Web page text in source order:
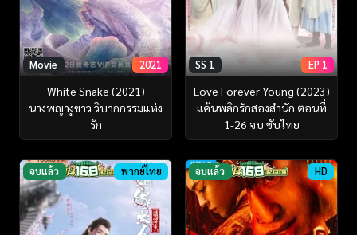
Movie 2021
White Snake (2021)
นางพญางูขาว วิบากกรรมแห่ง
รัก
SS 1 EP 1
Love Forever Young (2023)
แค้นพลิกรักสองสำนัก ตอนที่
1-26 จบ ซับไทย
จบแล้ว พากย์ไทย จบแล้ว HD